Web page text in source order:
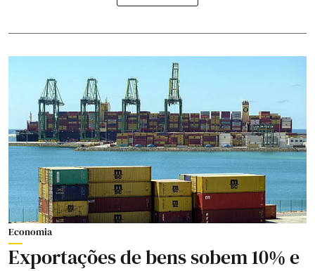
Economia
Exportações de bens sobem 10% e